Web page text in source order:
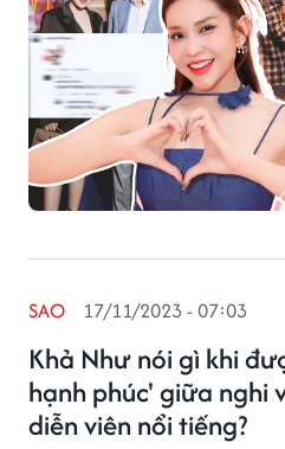
Khả Như nói gì khi
hạnh phúc' giữa nghi
diễn viên nổi tiếng?
SAO 17/11/2023 - 07:03